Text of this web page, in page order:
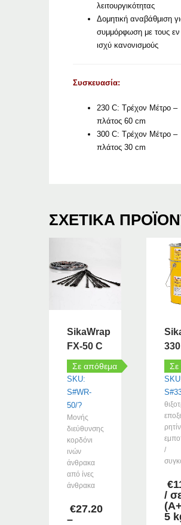
λειτουργικότητας
Δομητική αναβάθμιση
συμμόρφωση με τους εν
ισχύ κανονισμούς
Συσκευασία:
230 C: Τρέχον Μέτρο –
πλάτος 60 cm
300 C: Τρέχον Μέτρο –
πλάτος 30 cm
ΣΧΕΤΙΚΆ
SikaWrap
FX-50 C
Σε απόθεμα
SKU:
S#WR-
50/?
Μονής
διεύθυνσης
κορδόνι
ινών
άνθρακα
από ίνες
άνθρακα
€27.20
–
330
Σε
/
€
/
5